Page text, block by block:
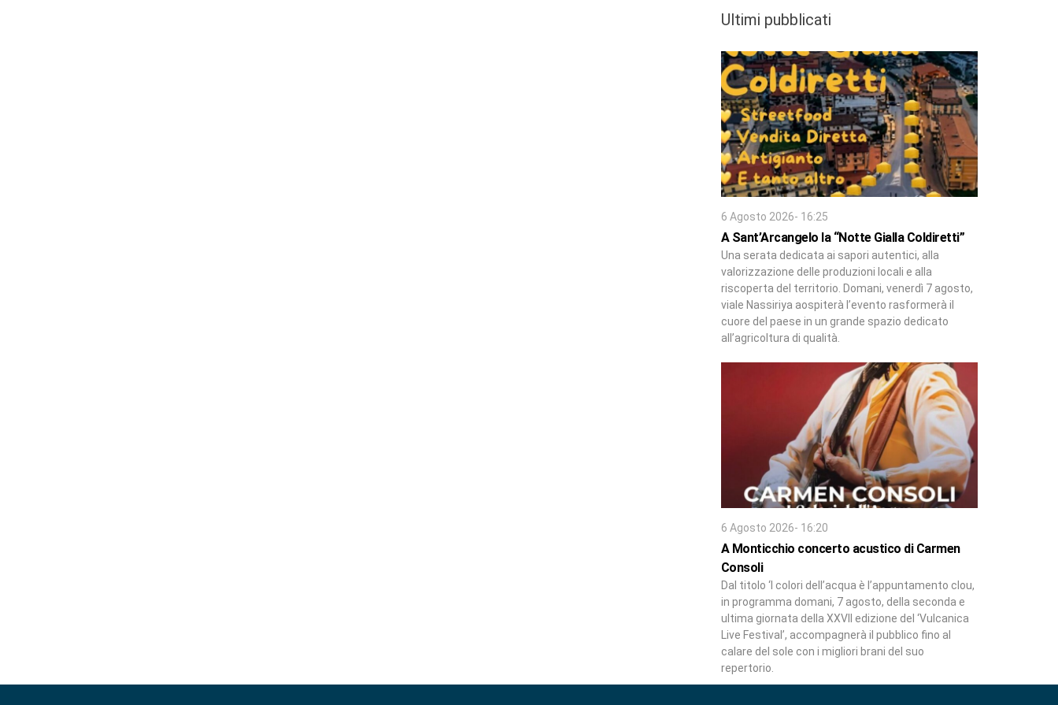
Ultimi pubblicati
6 Agosto 2026- 16:25
A Sant’Arcangelo la “Notte Gialla Coldiretti”
Una serata dedicata ai sapori autentici, alla
valorizzazione delle produzioni locali e alla
riscoperta del territorio. Domani, venerdì 7 agosto,
viale Nassiriya aospiterà l’evento rasformerà il
cuore del paese in un grande spazio dedicato
all’agricoltura di qualità.
6 Agosto 2026- 16:20
A Monticchio concerto acustico di Carmen
Consoli
Dal titolo ‘I colori dell’acqua è l’appuntamento clou,
in programma domani, 7 agosto, della seconda e
ultima giornata della XXVII edizione del ‘Vulcanica
Live Festival’, accompagnerà il pubblico fino al
calare del sole con i migliori brani del suo
repertorio.